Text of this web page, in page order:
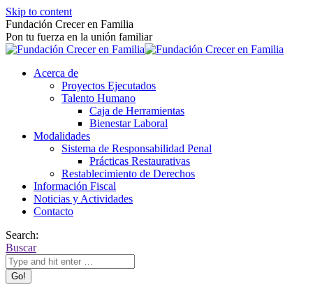
Skip to content
Fundación Crecer en Familia
Pon tu fuerza en la unión familiar
Acerca de
Proyectos Ejecutados
Talento Humano
Caja de Herramientas
Bienestar Laboral
Modalidades
Sistema de Responsabilidad Penal
Prácticas Restaurativas
Restablecimiento de Derechos
Información Fiscal
Noticias y Actividades
Contacto
Search:
Buscar